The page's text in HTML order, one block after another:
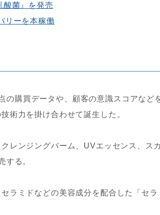
酸菌』を発売
リーを本稼働
の購買データや、顧客の意識スコアなど
術力を掛け合わせて誕生した。
レンジングバーム、UVエッセンス、スカ
する。
ラミドなどの美容成分を配合した「セラ